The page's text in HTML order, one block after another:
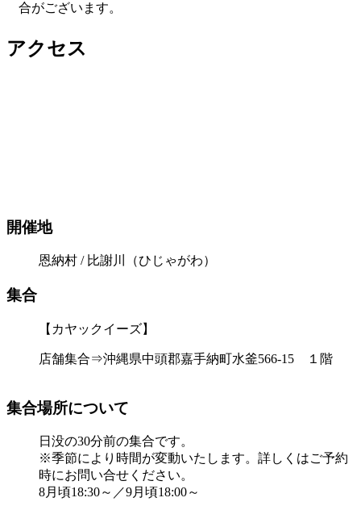
合がございます。
アクセス
開催地
恩納村 / 比謝川（ひじゃがわ）
集合
【カヤックイーズ】
店舗集合⇒沖縄県中頭郡嘉手納町水釜566-15 １階
集合場所について
日没の30分前の集合です。
※季節により時間が変動いたします。詳しくはご予約
時にお問い合せください。
8月頃18:30～／9月頃18:00～